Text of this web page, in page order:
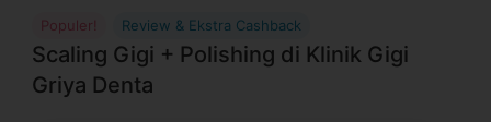
Populer! Review & Ekstra Cashback
Scaling Gigi + Polishing di Klinik Gigi
Griya Denta